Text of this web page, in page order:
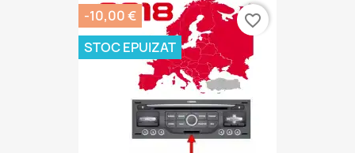
-10,00 €
STOC EPUIZAT
favorite_border